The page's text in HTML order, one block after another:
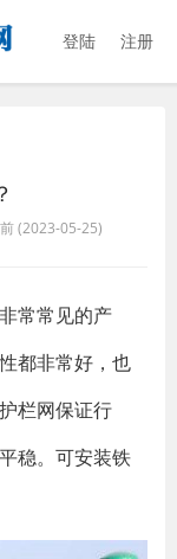
登陆 注册
(2023-05-25)
常常见的产
都非常好，也
栏网保证行
稳。可安装铁